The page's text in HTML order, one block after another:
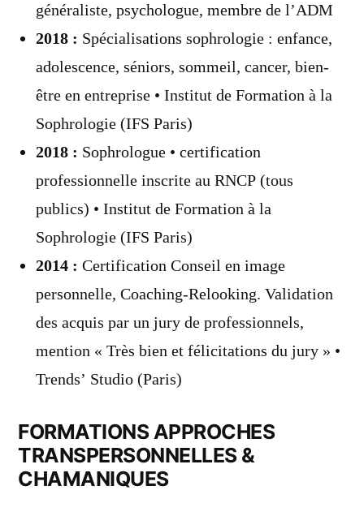
généraliste, psychologue, membre de l’ADM
2018 : Spécialisations sophrologie : enfance,
adolescence, séniors, sommeil, cancer, bien-
être en entreprise • Institut de Formation à la
Sophrologie (IFS Paris)
2018 : Sophrologue • certification
professionnelle inscrite au RNCP (tous
publics) • Institut de Formation à la
Sophrologie (IFS Paris)
2014 : Certification Conseil en image
personnelle, Coaching-Relooking. Validation
des acquis par un jury de professionnels,
mention « Très bien et félicitations du jury » •
Trends’ Studio (Paris)
FORMATIONS APPROCHES
TRANSPERSONNELLES &
CHAMANIQUES